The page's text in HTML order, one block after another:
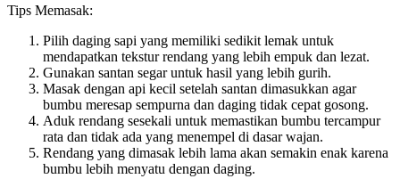
Tips Memasak:
Pilih daging sapi yang memiliki sedikit lemak untuk
mendapatkan tekstur rendang yang lebih empuk dan lezat.
Gunakan santan segar untuk hasil yang lebih gurih.
Masak dengan api kecil setelah santan dimasukkan agar
bumbu meresap sempurna dan daging tidak cepat gosong.
Aduk rendang sesekali untuk memastikan bumbu tercampur
rata dan tidak ada yang menempel di dasar wajan.
Rendang yang dimasak lebih lama akan semakin enak karena
bumbu lebih menyatu dengan daging.